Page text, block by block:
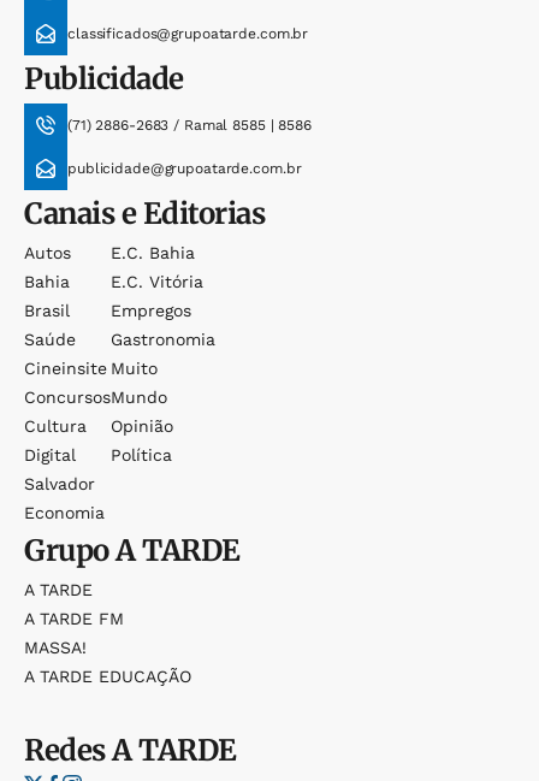
classificados@grupoatarde.com.br
Publicidade
(71) 2886-2683 / Ramal 8585 | 8586
publicidade@grupoatarde.com.br
Canais e Editorias
Autos
Bahia
Brasil
Saúde
Cineinsite
Concursos
Cultura
Digital
Salvador
Economia
E.c. Bahia
E.c. Vitória
Empregos
Gastronomia
Muito
Mundo
Opinião
Política
GrupoA TARDE
A TARDE
A TARDE FM
MASSA!
A TARDE EDUCAÇÃO
RedesA TARDE